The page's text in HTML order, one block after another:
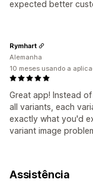
expected better
Great app! Instead
all variants, each
exactly what you'd
variant image
Rymhart
Alemanha
10 meses usando a
Assistência